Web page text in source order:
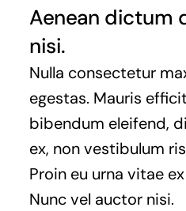
Aenean dictum
nisi.
Nulla consectetur
egestas. Mauris
bibendum eleifend,
ex, non vestibulum
Proin eu urna vitae
Nunc vel auctor nisi.